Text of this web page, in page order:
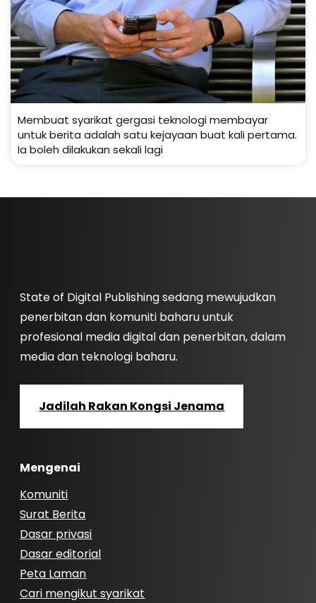
Membuat syarikat gergasi teknologi membayar
untuk berita adalah satu kejayaan buat kali pertama.
Ia boleh dilakukan sekali lagi
State of Digital Publishing sedang mewujudkan
penerbitan dan komuniti baharu untuk
profesional media digital dan penerbitan, dalam
media dan teknologi baharu.
Jadilah Rakan Kongsi Jenama
Mengenai
Komuniti
Surat Berita
Dasar privasi
Dasar editorial
Peta Laman
Cari mengikut syarikat